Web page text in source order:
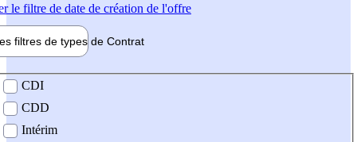
le filtre de date de création de l'offre
filtres de types de Contrat
contrat
CDI
CDD
Intérim